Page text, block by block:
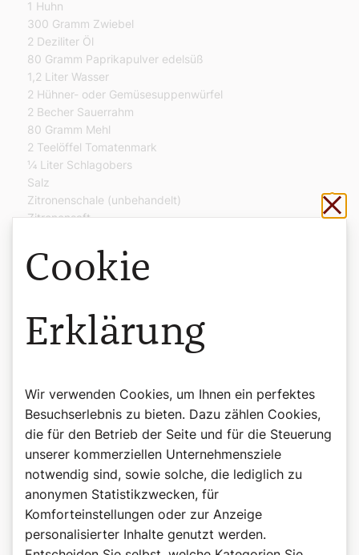
1 Huhn
300 Gramm Zwiebel
2 Deziliter Öl
80 Gramm Paprikapulver edelsüß
1,2 Liter Wasser
2 Hühner- oder Gemüsesuppenwürfel
2 Becher Sauerrahm
80 Gramm Mehl
2 Teelöffel Tomatenmark
¼ Liter Schlagobers
Salz
Zitronenschale (unbehandelt)
Zitronensaft
Zubereitung
Huhn in Stücke schneiden. Fein geschnittene Zwiebel im
Zitronenschale und Salz untermengen. Huhnstücke
hinzugeben und weichdünsten.
entfernen, in mundgerechte Stücke schneiden.
Flüssigkeit mit Stabmixer pürieren, Mehl und Sauerrahm
mit Schneebesen gut verrühren und zügig in die Sauce
untermengen. Obers dazurühren und mit Zitronensaft
abschmecken. Hühnerstücke in Sauce geben und
servieren.
Für gewünschte Schärfe mit Chilipulver oder
Cayennepfeffer würzen.
Cookie
Erklärung
Wir verwenden Cookies, um Ihnen ein perfektes
Besuchserlebnis zu bieten. Dazu zählen Cookies,
die für den Betrieb der Seite und für die Steuerung
unserer kommerziellen Unternehmensziele
notwendig sind, sowie solche, die lediglich zu
anonymen Statistikzwecken, für
Komforteinstellungen oder zur Anzeige
personalisierter Inhalte genutzt werden.